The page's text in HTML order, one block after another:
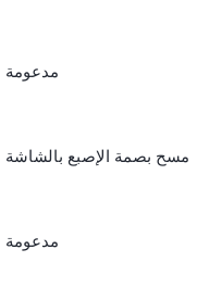
مدعومة
مسح بصمة الإصبع بالشاشة
مدعومة